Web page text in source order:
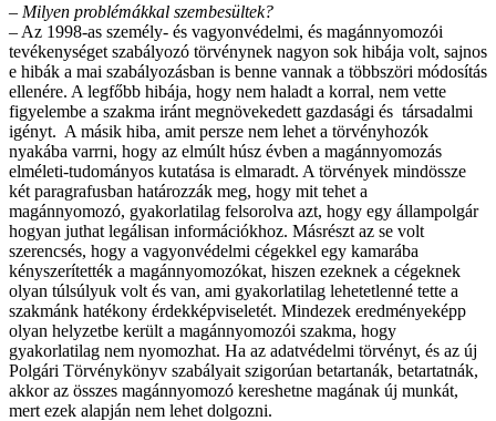
– Milyen problémákkal szembesültek?
– Az 1998-as személy- és vagyonvédelmi, és magánnyomozói
tevékenységet szabályozó törvénynek nagyon sok hibája volt, sajnos
e hibák a mai szabályozásban is benne vannak a többszöri módosítás
ellenére. A legfőbb hibája, hogy nem haladt a korral, nem vette
figyelembe a szakma iránt megnövekedett gazdasági és társadalmi
igényt. A másik hiba, amit persze nem lehet a törvényhozók
nyakába varrni, hogy az elmúlt húsz évben a magánnyomozás
elméleti-tudományos kutatása is elmaradt. A törvények mindössze
két paragrafusban határozzák meg, hogy mit tehet a
magánnyomozó, gyakorlatilag felsorolva azt, hogy egy állampolgár
hogyan juthat legálisan információkhoz. Másrészt az se volt
szerencsés, hogy a vagyonvédelmi cégekkel egy kamarába
kényszerítették a magánnyomozókat, hiszen ezeknek a cégeknek
olyan túlsúlyuk volt és van, ami gyakorlatilag lehetetlenné tette a
szakmánk hatékony érdekképviseletét. Mindezek eredményeképp
olyan helyzetbe került a magánnyomozói szakma, hogy
gyakorlatilag nem nyomozhat. Ha az adatvédelmi törvényt, és az új
Polgári Törvénykönyv szabályait szigorúan betartanák, betartatnák,
akkor az összes magánnyomozó kereshetne magának új munkát,
mert ezek alapján nem lehet dolgozni.